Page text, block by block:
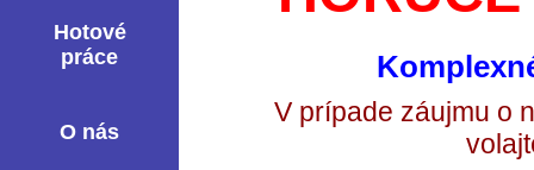
Hotové
práce
O nás
V prípade záujmu o